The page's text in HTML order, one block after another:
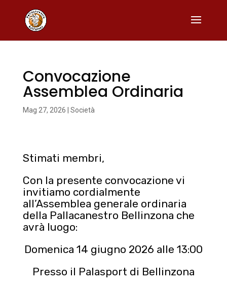
Convocazione
Assemblea Ordinaria
Mag 27, 2026 Società
Stimati membri,
Con la presente convocazione vi
invitiamo cordialmente
all’Assemblea generale ordinaria
della Pallacanestro Bellinzona che
avrà luogo:
Domenica 14 giugno 2026 alle 13:00
Presso il Palasport di Bellinzona